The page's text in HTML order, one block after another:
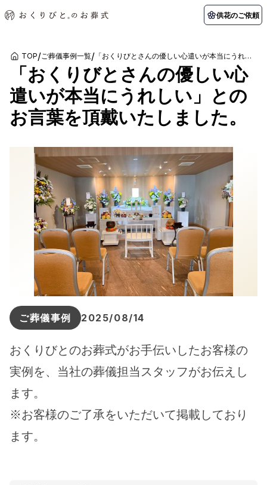
供花のご依頼
初めての方へ
初めての方へ 納棺の儀とは？
葬儀の流れ 会員制度
アフターサポート
会社を知る
スタッフ一覧 採用情報
店舗用地募集
関東エリア
東京都 埼玉県
千葉県 神奈川県
北海道エリア
札幌市 函館市
お客様の声
ご葬儀事例 お客様の声
よくある質問
葬儀の知識
葬儀の知識 供花のご依頼
TOP/ご葬儀事例一覧/ 「おくりびとさんの優しい心遣いが本当にうれしい」とのお言葉を頂戴いたしました。
「おくりびとさんの優しい心
遣いが本当にうれしい」との
お言葉を頂戴いたしました。
ご葬儀事例 2025/08/14
おくりびとのお葬式がお手伝いしたお客様の
実例を、当社の葬儀担当スタッフがお伝えし
ます。
※お客様のご了承をいただいて掲載しており
ます。